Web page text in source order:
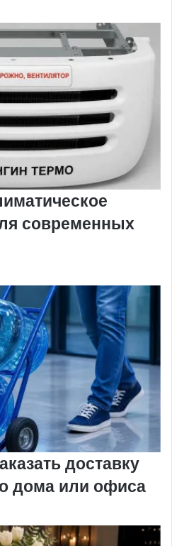
современных
доставку
дома или офиса